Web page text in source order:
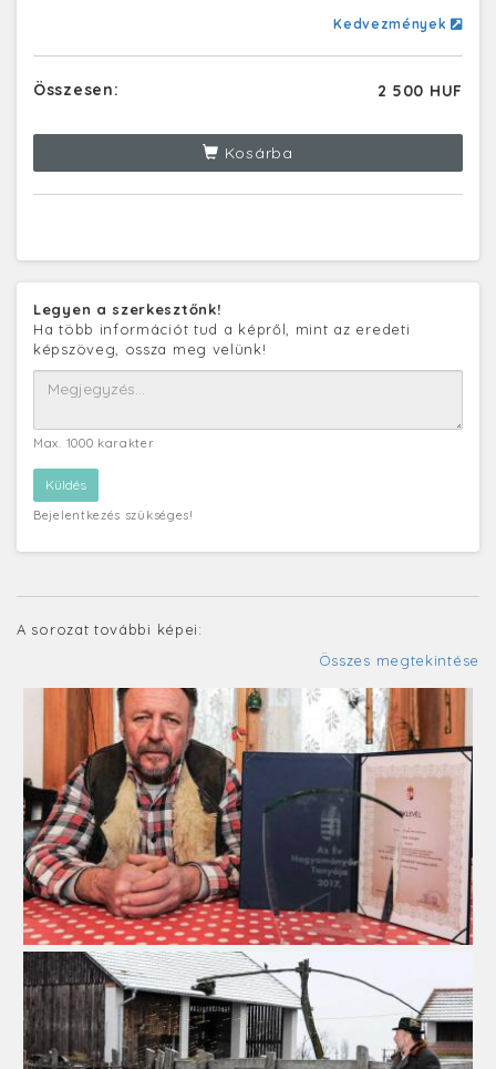
Kedvezmények
Összesen: 2 500 HUF
Kosárba
Legyen a szerkesztőnk!
Ha több információt tud a képről, mint az eredeti
képszöveg, ossza meg velünk!
Max. 1000 karakter
Bejelentkezés szükséges!
A sorozat további képei:
Összes megtekintése